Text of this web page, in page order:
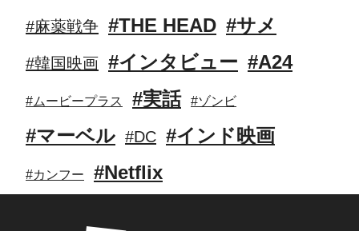
#麻薬戦争 #THE HEAD #サメ
#韓国映画 #インタビュー #A24
#ムービープラス #実話 #ゾンビ
#マーベル #DC #インド映画
#カンフー #Netflix